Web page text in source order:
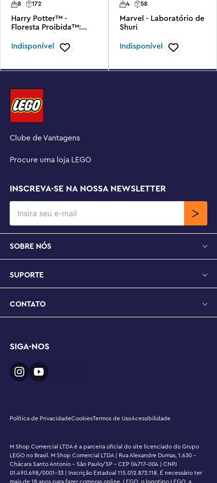
8 172
Harry Potter™ -
Floresta Proibida™:
Indisponível
58
4
Marvel - Laboratório de
Shuri
Indisponível
Clube de Vantagens
Procure uma loja LEGO
INSCREVA-SE NA NOSSA NEWSLETTER
SOBRE NÓS
SUPORTE
CONTATO
SIGA-NOS
Política de PrivacidadeCookiesTermos de UsoAcessibilidade
M Shop Comercial LTDA é a parceira oficial do site licenciado do Grupo
LEGO no Brasil. M Shop Comercial LTDA | Rua Alexandre Dumas, 1.630 -
Chácara Santo Antonio - São Paulo/SP - CEP 04717-004 | CNPJ
01.490.698/0001-33 | Inscrição Estadual 115.012.872.118. É necessário ter
mais de 18 anos para fazer compras online. LEGO, o logotipo LEGO, a